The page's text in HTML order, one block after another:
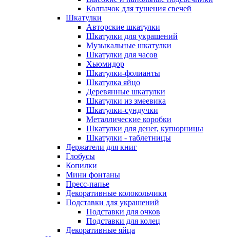
Колпачок для тушения свечей
Шкатулки
Авторские шкатулки
Шкатулки для украшений
Музыкальные шкатулки
Шкатулки для часов
Хьюмидор
Шкатулки-фолианты
Шкатулка яйцо
Деревянные шкатулки
Шкатулки из змеевика
Шкатулки-сундучки
Металлические коробки
Шкатулки для денег, купюрницы
Шкатулки - таблетницы
Держатели для книг
Глобусы
Копилки
Мини фонтаны
Пресс-папье
Декоративные колокольчики
Подставки для украшений
Подставки для очков
Подставки для колец
Декоративные яйца